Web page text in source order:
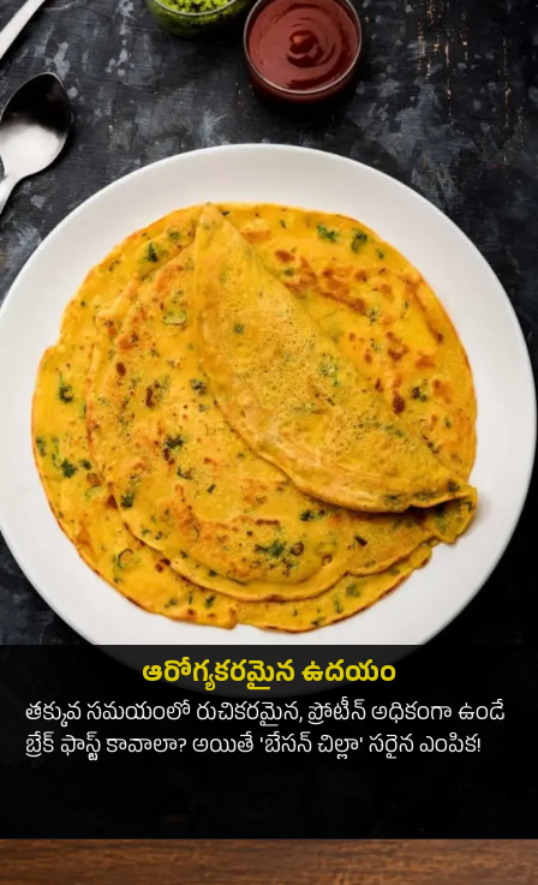
తక్కువ సమయంలో రుచికరమైన, ప్రోటీన్ అధికంగా ఉండే
బ్రేక్ ఫాస్ట్ కావాలా? అయితే 'బేసన్ చిల్లా' సరైన ఎంపిక!
ఆరోగ్యకరమైన ఉదయం